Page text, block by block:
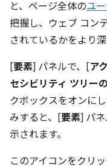
と、ページ全体のユ
把握し、ウェブ コン
されているかをより深
[要素] パネルで、[ア
セシビリティ ツリー
クボックスをオンに
みすると、[要素] パ
示されます。
このアイコンをクリッ